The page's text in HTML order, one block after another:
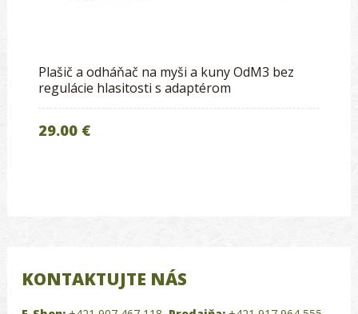
Plašič a odháňač na myši a kuny OdM3 bez
regulácie hlasitosti s adaptérom
29.00 €
KONTAKTUJTE NÁS